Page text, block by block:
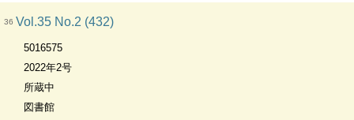
36 Vol.35 No.2 (432)
5016575
2022年2号
所蔵中
図書館